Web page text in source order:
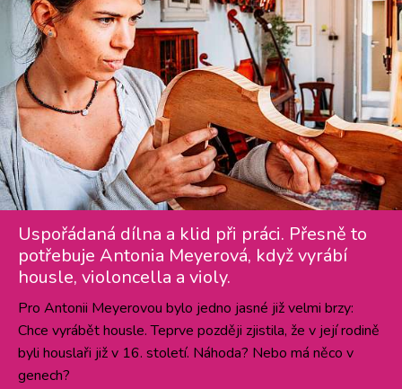
Uspořádaná dílna a klid při práci. Přesně to
potřebuje Antonia Meyerová, když vyrábí
housle, violoncella a violy.
Pro Antonii Meyerovou bylo jedno jasné již velmi brzy:
Chce vyrábět housle. Teprve později zjistila, že v její rodině
byli houslaři již v 16. století. Náhoda? Nebo má něco v
genech?